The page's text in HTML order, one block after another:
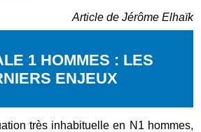
Article de Jérôme Elhaïk
1 HOMMES : LES
ENJEUX
très inhabituelle en N1 hommes,